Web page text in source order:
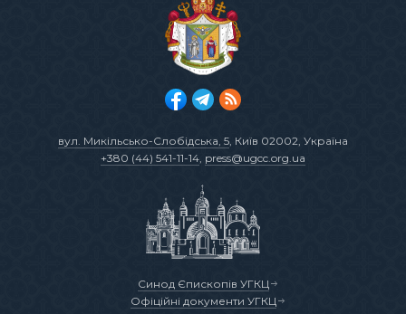
вул. Микільсько-Слобідська, 5, Київ 02002, Україна
+380 (44) 541-11-14, press@ugcc.org.ua
Синод Єпископів УГКЦ
Офіційні документи УГКЦ